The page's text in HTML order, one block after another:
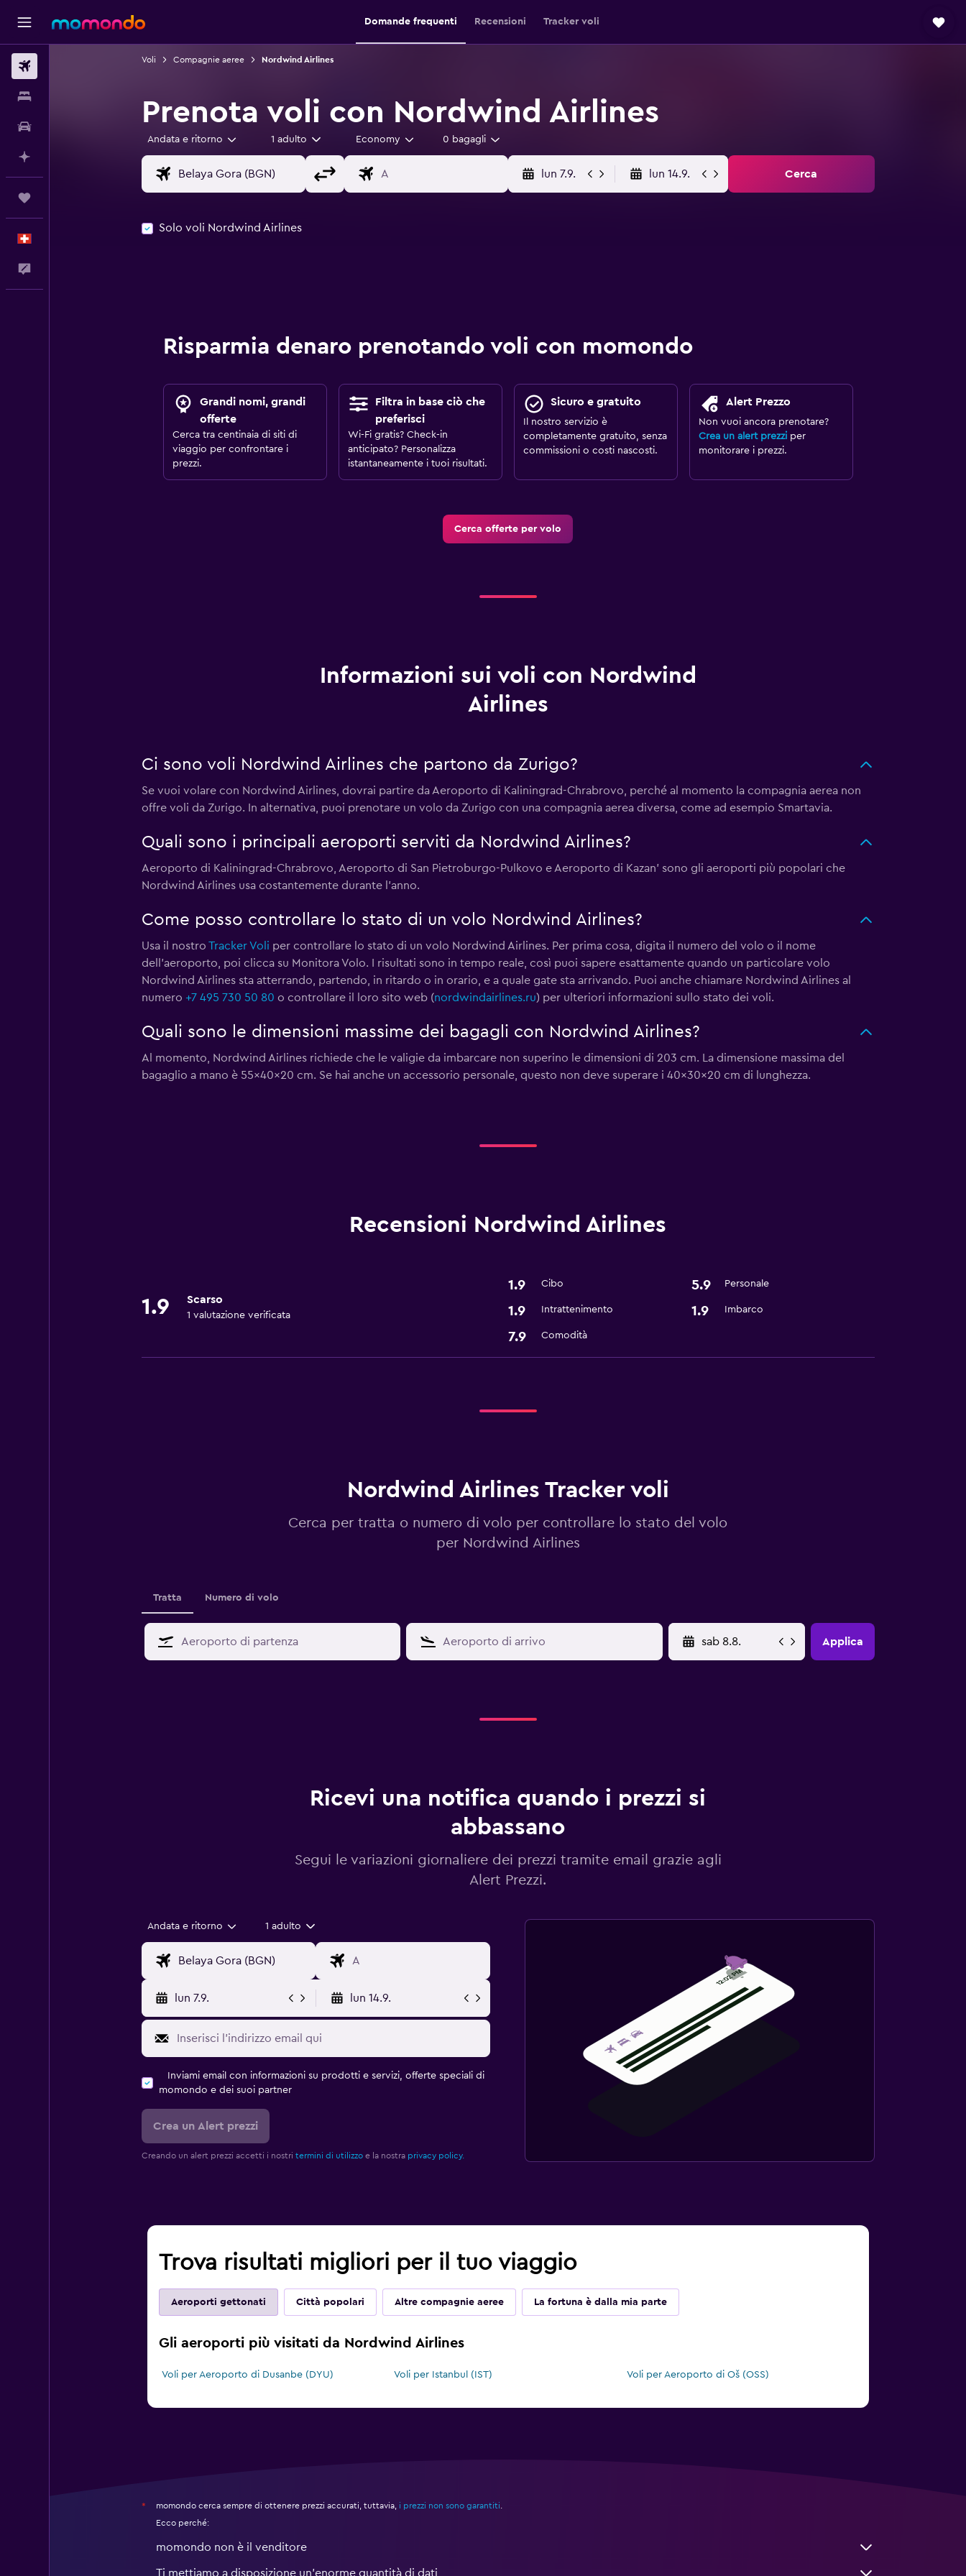
Domande frequenti Recensioni Tracker voli
Voli Compagnie aeree Nordwind Airlines
Prenota voli con Nordwind Airlines
Andata e ritorno 1 adulto Economy 0 bagagli
lun 7.9. lun 14.9. Cerca
Solo voli Nordwind Airlines
Risparmia denaro prenotando voli con momondo
Grandi nomi, grandi
offerte
Cerca tra centinaia di siti di
viaggio per confrontare i
prezzi.
Filtra in base ciò che
preferisci
Wi-Fi gratis? Check-in
anticipato? Personalizza
istantaneamente i tuoi risultati.
Sicuro e gratuito
Il nostro servizio è
completamente gratuito, senza
commissioni o costi nascosti.
Alert Prezzo
Non vuoi ancora prenotare?
Crea un alert prezziper
monitorare i prezzi.
Cerca offerte per volo
Informazioni sui voli con Nordwind
Airlines
Ci sono voli Nordwind Airlines che partono da Zurigo?
Se vuoi volare con Nordwind Airlines, dovrai partire da Aeroporto di Kaliningrad-Chrabrovo, perché al momento la compagnia aerea non
offre voli da Zurigo. In alternativa, puoi prenotare un volo da Zurigo con una compagnia aerea diversa, come ad esempio Smartavia.
Quali sono i principali aeroporti serviti da Nordwind Airlines?
Aeroporto di Kaliningrad-Chrabrovo, Aeroporto di San Pietroburgo-Pulkovo e Aeroporto di Kazan' sono gli aeroporti più popolari che
Nordwind Airlines usa costantemente durante l'anno.
Come posso controllare lo stato di un volo Nordwind Airlines?
Usa il nostro Tracker Voli per controllare lo stato di un volo Nordwind Airlines. Per prima cosa, digita il numero del volo o il nome
dell'aeroporto, poi clicca su Monitora Volo. I risultati sono in tempo reale, così puoi sapere esattamente quando un particolare volo
Nordwind Airlines sta atterrando, partendo, in ritardo o in orario, e a quale gate sta arrivando. Puoi anche chiamare Nordwind Airlines al
numero +7 495 730 50 80 o controllare il loro sito web (nordwindairlines.ru) per ulteriori informazioni sullo stato dei voli.
Quali sono le dimensioni massime dei bagagli con Nordwind Airlines?
Al momento, Nordwind Airlines richiede che le valigie da imbarcare non superino le dimensioni di 203 cm. La dimensione massima del
bagaglio a mano è 55x40x20 cm. Se hai anche un accessorio personale, questo non deve superare i 40x30x20 cm di lunghezza.
Recensioni Nordwind Airlines
1.9 Scarso
1 valutazione verificata
1.9 Cibo 5.9 Personale
1.9 Intrattenimento 1.9 Imbarco
7.9 Comodità
Nordwind Airlines Tracker voli
Cerca per tratta o numero di volo per controllare lo stato del volo
per Nordwind Airlines
Tratta Numero di volo
Applica
Ricevi una notifica quando i prezzi si
abbassano
Segui le variazioni giornaliere dei prezzi tramite email grazie agli
Alert Prezzi.
Andata e ritorno 1 adulto
lun 7.9. lun 14.9.
Inviami email con informazioni su prodotti e servizi, offerte speciali di
momondo e dei suoi partner
Crea un Alert prezzi
Creando un alert prezzi accetti i nostri termini di utilizzoe la nostra privacy policy.
Trova risultati migliori per il tuo viaggio
Aeroporti gettonati Città popolari Altre compagnie aeree La fortuna è dalla mia parte
Gli aeroporti più visitati da Nordwind Airlines
Voli per Aeroporto di Dusanbe (DYU) Voli per Istanbul (IST) Voli per Aeroporto di Oš (OSS)
* momondo cerca sempre di ottenere prezzi accurati, tuttavia, i prezzi non sono garantiti
Ecco perché:
momondo non è il venditore
Ti mettiamo a disposizione un’enorme quantità di dati